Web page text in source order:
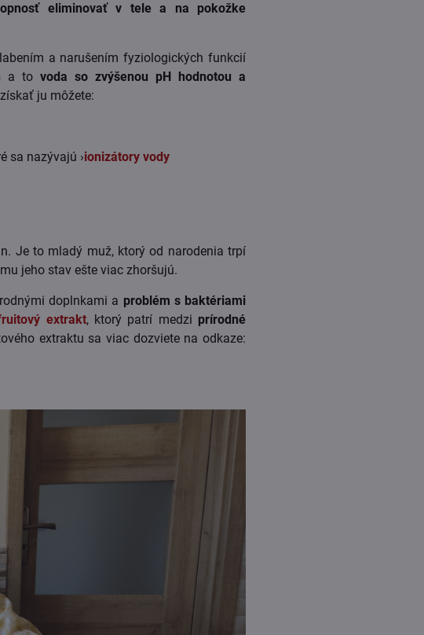
eliminovať v tele a na pokožke
a narušením fyziologických funkcií
a to voda so zvýšenou pH hodnotou a
ju môžete:
sa nazývajú ›ionizátory vody
Je to mladý muž, ktorý od narodenia trpí
mu jeho stav ešte viac zhoršujú.
doplnkami a problém s baktériami
extrakt, ktorý patrí medzi prírodné
extraktu sa viac dozviete na odkaze: